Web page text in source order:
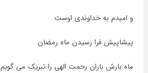
و امیدم به خداوندی اوست
پیشاپیش فرا رسیدن ماه رمضان
ماه بارش باران رحمت الهی را تبریک می گویم